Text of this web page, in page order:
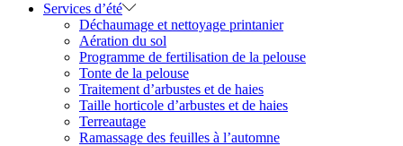
Services d’été
Déchaumage et nettoyage printanier
Aération du sol
Programme de fertilisation de la pelouse
Tonte de la pelouse
Traitement d’arbustes et de haies
Taille horticole d’arbustes et de haies
Terreautage
Ramassage des feuilles à l’automne